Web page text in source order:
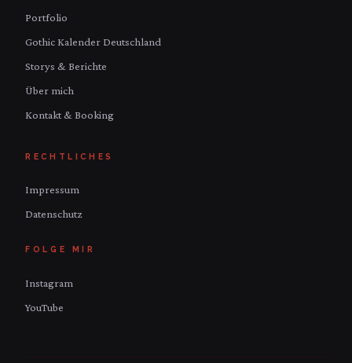
Portfolio
Gothic Kalender Deutschland
Storys & Berichte
Über mich
Kontakt & Booking
RECHTLICHES
Impressum
Datenschutz
FOLGE MIR
Instagram
YouTube